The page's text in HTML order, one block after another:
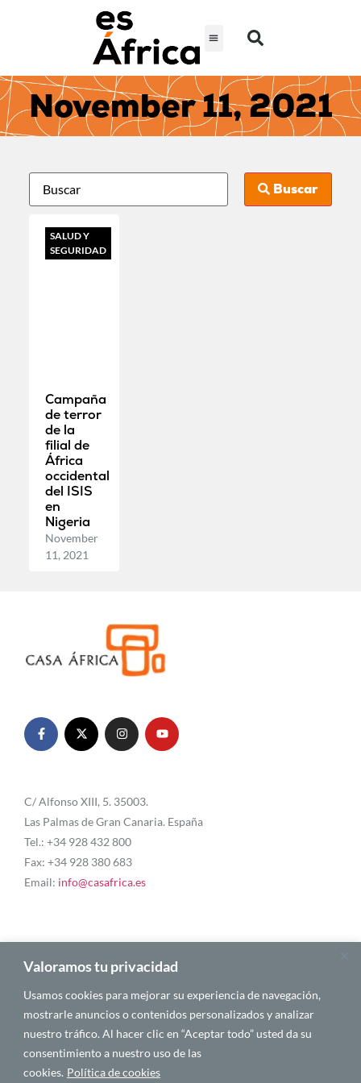
Valoramos tu privacidad
Usamos cookies para mejorar su experiencia de navegación,
mostrarle anuncios o contenidos personalizados y analizar
nuestro tráfico. Al hacer clic en “Aceptar todo” usted da su
consentimiento a nuestro uso de las
cookies. Política de cookies
November 11, 2021
Buscar
SALUD Y
SEGURIDAD
Campaña
de terror
de la
filial de
África
occidental
del ISIS
en
Nigeria
November
11, 2021
C/ Alfonso XIII, 5. 35003.
Las Palmas de Gran Canaria. España
Tel.: +34 928 432 800
Fax: +34 928 380 683
Email: info@casafrica.es
Blog
About Us
Personalities
English